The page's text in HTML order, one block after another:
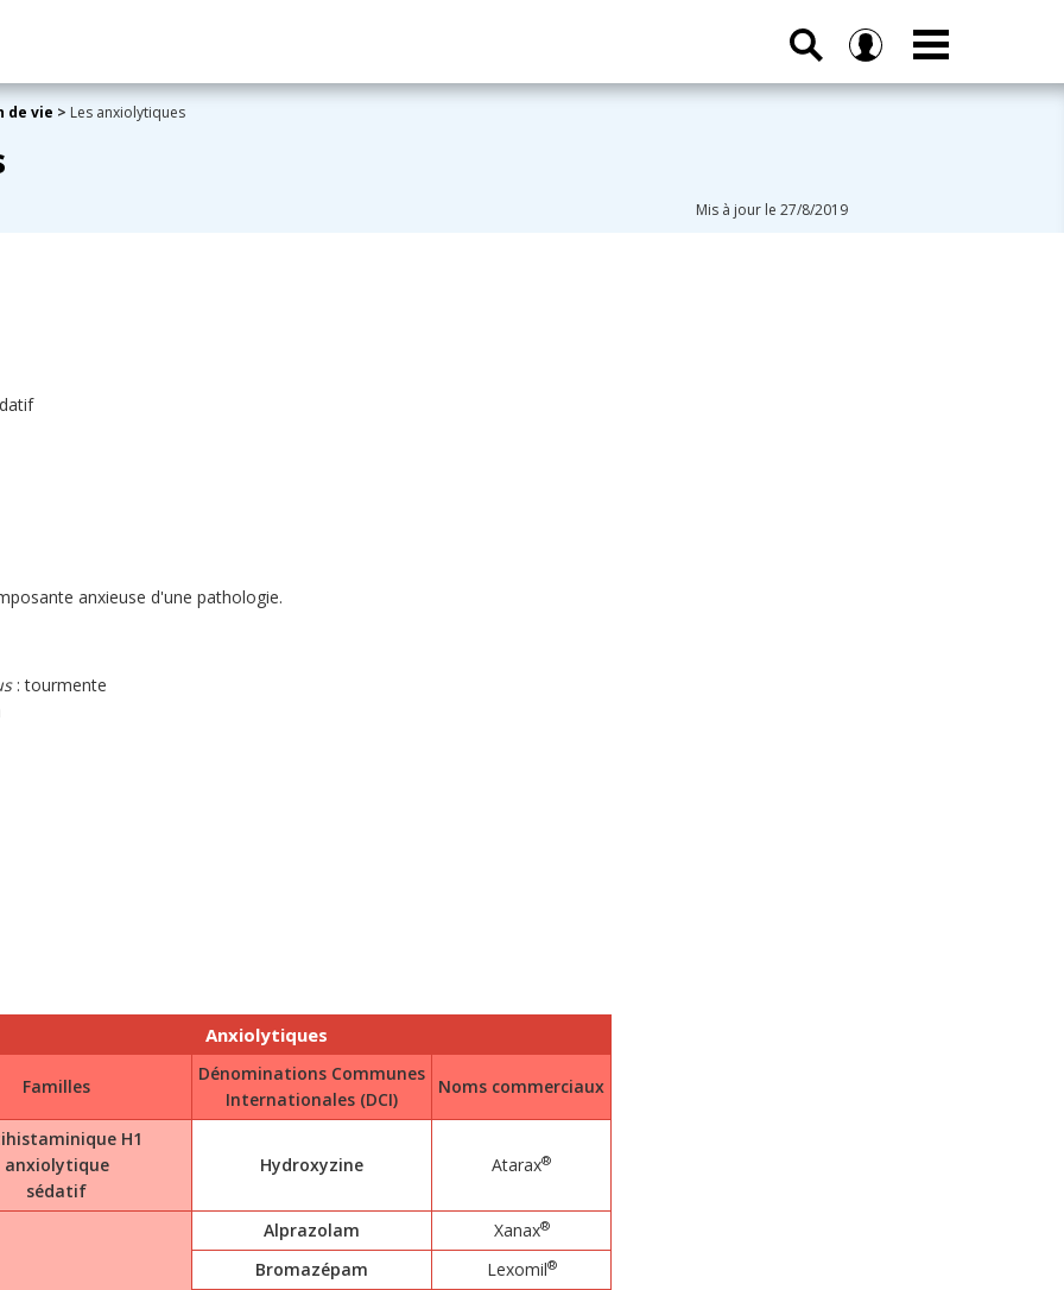
de vie > Les anxiolytiques
Mis à jour le 27/8/2019
anxieuse d'une pathologie.
: tourmente
Anxiolytiques
Familles
Dénominations Communes
Internationales (DCI)
Noms commerciaux
H1
anxiolytique
sédatif
Hydroxyzine Atarax®
Alprazolam Xanax®
Bromazépam Lexomil®